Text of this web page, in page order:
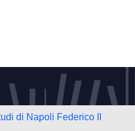
di Napoli Federico II